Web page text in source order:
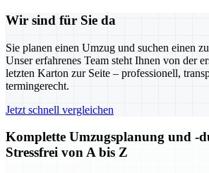
Wir sind für Sie da
Sie planen einen Umzug und suchen einen
Unser erfahrenes Team steht Ihnen von der
letzten Karton zur Seite – professionell,
termingerecht.
Jetzt schnell vergleichen
Komplette Umzugsplanung und -
Stressfrei von A bis Z